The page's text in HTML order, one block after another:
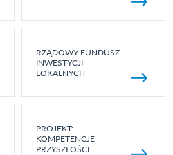
RZĄDOWY FUNDUSZ
INWESTYCJI
LOKALNYCH
PROJEKT:
KOMPETENCJE
PRZYSZŁOŚCI